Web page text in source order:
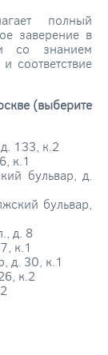
полный
заверение в
со знанием
соответствие
(выберите
133, к.2
к.1
бульвар, д.
бульвар,
д. 8
к.1
д. 30, к.1
к.2